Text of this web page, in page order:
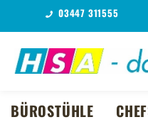
Hauptinhalt springen
Zur Suche springen
Zur Hauptnavigation
03447 311555
BÜROSTÜHLE